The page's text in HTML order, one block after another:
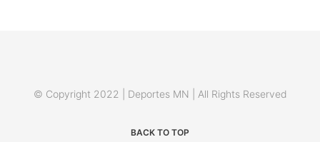
© Copyright 2022 | Deportes MN | All Rights Reserved
BACK TO TOP